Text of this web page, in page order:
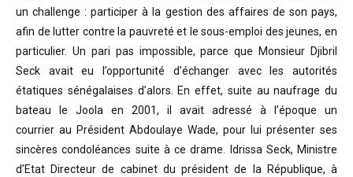
un challenge : participer à la gestion des affaires de son pays,
afin de lutter contre la pauvreté et le sous-emploi des jeunes, en
particulier. Un pari pas impossible, parce que Monsieur Djibril
Seck avait eu l’opportunité d’échanger avec les autorités
étatiques sénégalaises d’alors. En effet, suite au naufrage du
bateau le Joola en 2001, il avait adressé à l’époque un
courrier au Président Abdoulaye Wade, pour lui présenter ses
sincères condoléances suite à ce drame. Idrissa Seck, Ministre
d’Etat Directeur de cabinet du président de
la République, à